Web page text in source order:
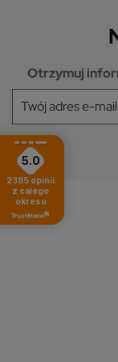
5.0
2385 opinii
z całego
okresu
Otrzymuj